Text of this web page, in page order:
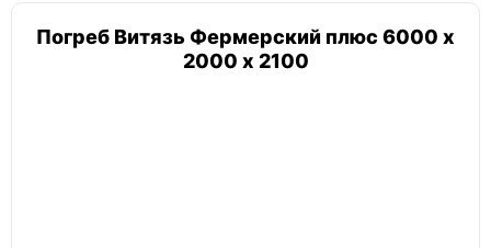
Погреб 4х4
Погреб Витязь Фермерский плюс 6000 х
2000 х 2100